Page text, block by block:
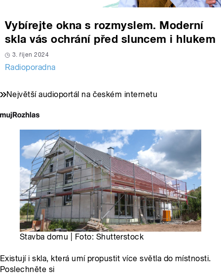
Vybírejte okna s rozmyslem. Moderní
skla vás ochrání před sluncem i hlukem
3. říjen 2024
Radioporadna
Největší audioportál na českém internetu
Stavba domu | Foto: Shutterstock
Existují i skla, která umí propustit více světla do místnosti.
Poslechněte si